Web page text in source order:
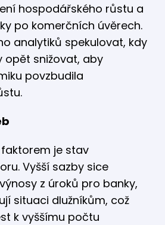
hospodářského růstu a
po komerčních úvěrech.
analytiků spekulovat, kdy
opět snižovat, aby
povzbudila
je stav
Vyšší sazby sice
z úroků pro banky,
situaci dlužníkům, což
k vyššímu počtu